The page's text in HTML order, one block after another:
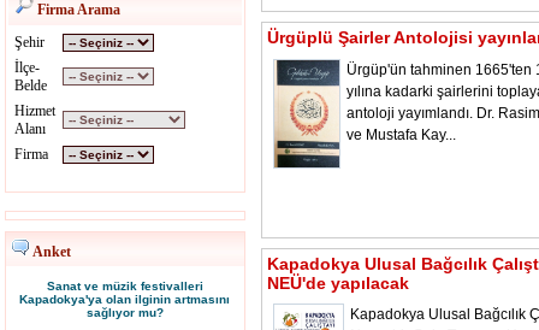
Firma Arama
Şehir
İlçe-
Belde
Hizmet
Alanı
Firma
Anket
Sanat ve müzik festivalleri
Kapadokya'ya olan ilginin artmasını
sağlıyor mu?
Ürgüplü Şairler Antolojisi
Ürgüp'ün tahminen 1665'ten
yılına kadarki şairlerini
antoloji yayımlandı. Dr.
ve Mustafa Kay...
Kapadokya Ulusal Bağcılık
NEÜ'de yapılacak
Kapadokya Ulusal Bağcılık